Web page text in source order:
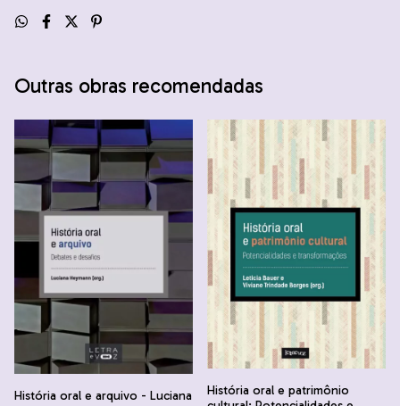
Outras obras recomendadas
História oral e arquivo - Luciana
História oral e patrimônio